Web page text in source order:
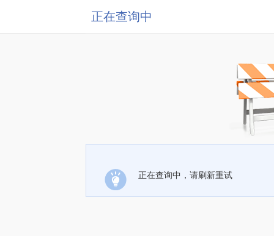
正在查询中
正在查询中，请刷新重试